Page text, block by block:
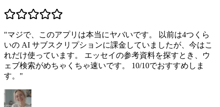
"マジで、このアプリは本当にヤバいです。 以前は4つくら
いの AI サブスクリプションに課金していましたが、今はこ
れだけ使っています。 エッセイの参考資料を探すとき、ウ
ェブ検索がめちゃくちゃ速いです。 10/10でおすすめしま
す。 "